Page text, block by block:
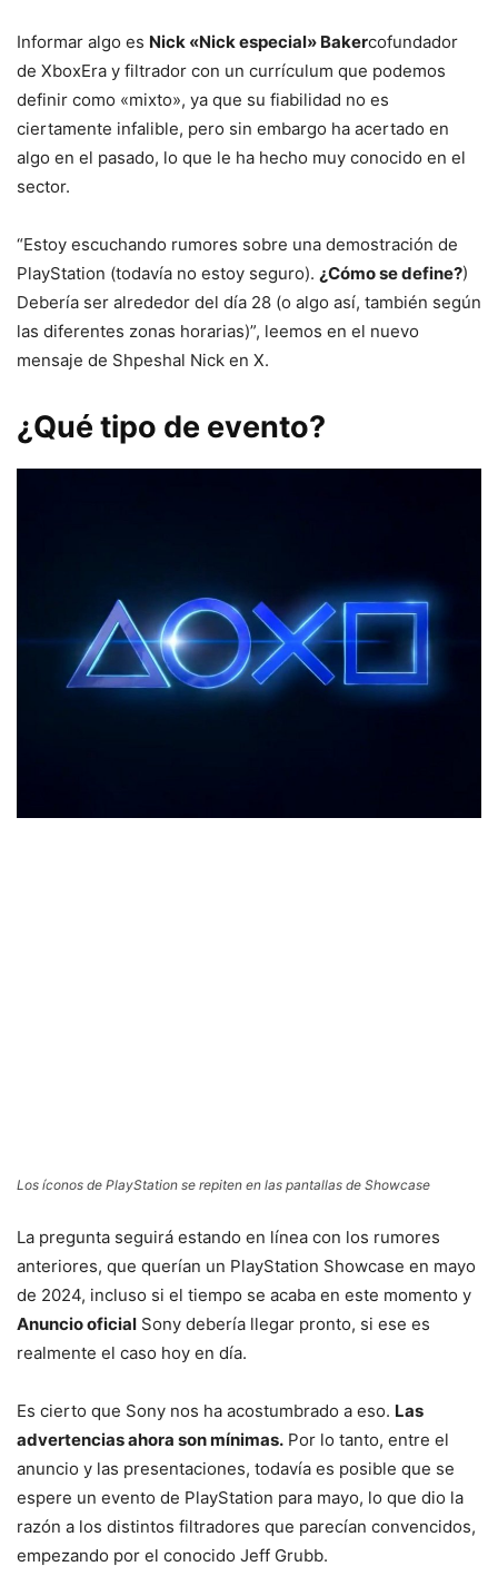
Informar algo es Nick «Nick especial» Bakercofundador
de XboxEra y filtrador con un currículum que podemos
definir como «mixto», ya que su fiabilidad no es
ciertamente infalible, pero sin embargo ha acertado en
algo en el pasado, lo que le ha hecho muy conocido en el
sector.
“Estoy escuchando rumores sobre una demostración de
PlayStation (todavía no estoy seguro). ¿Cómo se define?)
Debería ser alrededor del día 28 (o algo así, también según
las diferentes zonas horarias)”, leemos en el nuevo
mensaje de Shpeshal Nick en X.
¿Qué tipo de evento?
Los íconos de PlayStation se repiten en las pantallas de Showcase
La pregunta seguirá estando en línea con los rumores
anteriores, que querían un PlayStation Showcase en mayo
de 2024, incluso si el tiempo se acaba en este momento y
Anuncio oficial Sony debería llegar pronto, si ese es
realmente el caso hoy en día.
Es cierto que Sony nos ha acostumbrado a eso. Las
advertencias ahora son mínimas. Por lo tanto, entre el
anuncio y las presentaciones, todavía es posible que se
espere un evento de PlayStation para mayo, lo que dio la
razón a los distintos filtradores que parecían convencidos,
empezando por el conocido Jeff Grubb.